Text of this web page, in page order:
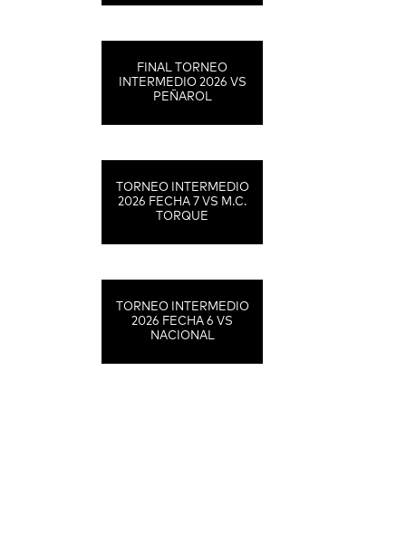
FINAL TORNEO
INTERMEDIO 2026 VS
PEÑAROL
TORNEO INTERMEDIO
2026 FECHA 7 VS M.C.
TORQUE
TORNEO INTERMEDIO
2026 FECHA 6 VS
NACIONAL